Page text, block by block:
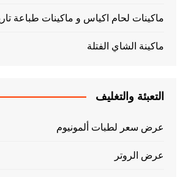
ماكينات لحام اكياس و ماكينات طباعة
ماكينة الشاي الفتلة
التعبئة والتغليف
عرض سعر لطبات ألمونيوم
عرض الروتر